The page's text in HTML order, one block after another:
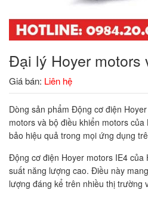
Đại lý Hoyer motors
Giá bán: Liên hệ
Dòng sản phẩm Động cơ điện
motors và bộ điều khiển motors
bảo hiệu quả trong mọi ứng dụng
Động cơ điện Hoyer motors IE4 của
suất năng lượng cao. Điều này
lượng đáng kể trên nhiều thị trường